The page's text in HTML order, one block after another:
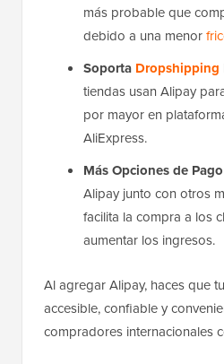
más probable que
debido a una menor
Soporta Dropshipping
tiendas usan Alipay
por mayor en
AliExpress.
Más Opciones de
Alipay junto con otros
facilita la compra a los
aumentar los ingresos.
Al agregar Alipay, haces que
accesible, confiable y
compradores internacionales